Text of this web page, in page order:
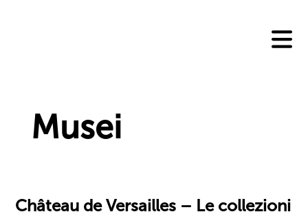
Musei
Château de Versailles – Le collezioni